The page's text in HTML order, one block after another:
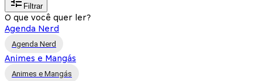
Filtrar
O que você quer ler?
Agenda Nerd
Agenda Nerd
Animes e Mangás
Animes e Mangás